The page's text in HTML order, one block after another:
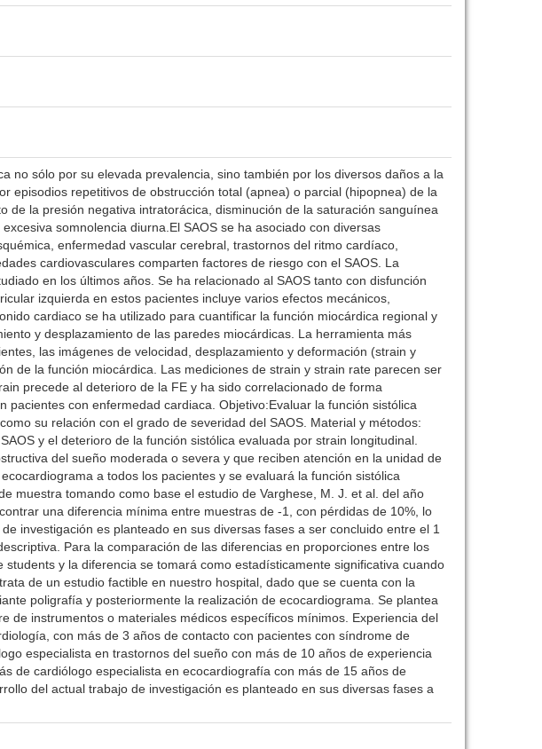
no sólo por su elevada prevalencia, sino también por los diversos daños a la
episodios repetitivos de obstrucción total (apnea) o parcial (hipopnea) de la
la presión negativa intratorácica, disminución de la saturación sanguínea
somnolencia diurna.El SAOS se ha asociado con diversas
enfermedad vascular cerebral, trastornos del ritmo cardíaco,
cardiovasculares comparten factores de riesgo con el SAOS. La
en los últimos años. Se ha relacionado al SAOS tanto con disfunción
izquierda en estos pacientes incluye varios efectos mecánicos,
cardiaco se ha utilizado para cuantificar la función miocárdica regional y
y desplazamiento de las paredes miocárdicas. La herramienta más
las imágenes de velocidad, desplazamiento y deformación (strain y
de la función miocárdica. Las mediciones de strain y strain rate parecen ser
precede al deterioro de la FE y ha sido correlacionado de forma
con enfermedad cardiaca. Objetivo:Evaluar la función sistólica
su relación con el grado de severidad del SAOS. Material y métodos:
y el deterioro de la función sistólica evaluada por strain longitudinal.
del sueño moderada o severa y que reciben atención en la unidad de
a todos los pacientes y se evaluará la función sistólica
muestra tomando como base el estudio de Varghese, M. J. et al. del año
una diferencia mínima entre muestras de -1, con pérdidas de 10%, lo
investigación es planteado en sus diversas fases a ser concluido entre el 1
Para la comparación de las diferencias en proporciones entre los
y la diferencia se tomará como estadísticamente significativa cuando
de un estudio factible en nuestro hospital, dado que se cuenta con la
poligrafía y posteriormente la realización de ecocardiograma. Se plantea
de instrumentos o materiales médicos específicos mínimos. Experiencia del
con más de 3 años de contacto con pacientes con síndrome de
especialista en trastornos del sueño con más de 10 años de experiencia
de cardiólogo especialista en ecocardiografía con más de 15 años de
del actual trabajo de investigación es planteado en sus diversas fases a